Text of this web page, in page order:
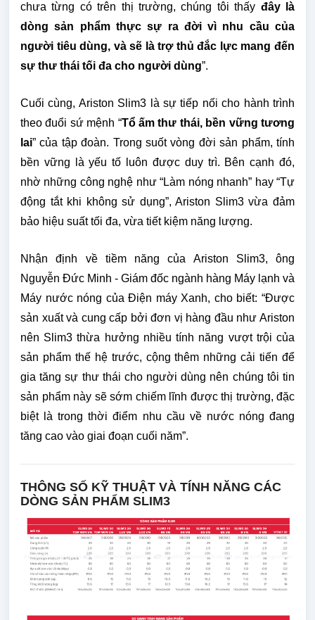
chưa từng có trên thị trường, chúng tôi thấy đây là
dòng sản phẩm thực sự ra đời vì nhu cầu của
người tiêu dùng, và sẽ là trợ thủ đắc lực mang đến
sự thư thái tối đa cho người dùng”.
Cuối cùng, Ariston Slim3 là sự tiếp nối cho hành trình
theo đuổi sứ mệnh “Tổ ấm thư thái, bền vững tương
lai” của tập đoàn. Trong suốt vòng đời sản phẩm, tính
bền vững là yếu tố luôn được duy trì. Bên cạnh đó,
nhờ những công nghệ như “Làm nóng nhanh” hay “Tự
động tắt khi không sử dụng”, Ariston Slim3 vừa đảm
bảo hiệu suất tối đa, vừa tiết kiệm năng lượng.
Nhận định về tiềm năng của Ariston Slim3, ông
Nguyễn Đức Minh - Giám đốc ngành hàng Máy lạnh và
Máy nước nóng của Điện máy Xanh, cho biết: “Được
sản xuất và cung cấp bởi đơn vị hàng đầu như Ariston
nên Slim3 thừa hưởng nhiều tính năng vượt trội của
sản phẩm thế hệ trước, cộng thêm những cải tiến để
gia tăng sự thư thái cho người dùng nên chúng tôi tin
sản phẩm này sẽ sớm chiếm lĩnh được thị trường, đặc
biệt là trong thời điểm nhu cầu về nước nóng đang
tăng cao vào giai đoạn cuối năm”.
THÔNG SỐ KỸ THUẬT VÀ TÍNH NĂNG CÁC
DÒNG SẢN PHẨM SLIM3